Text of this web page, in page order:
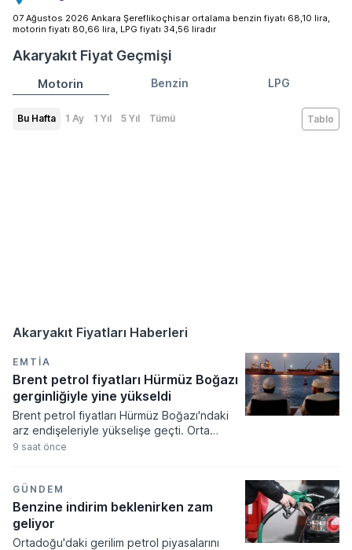
07 Ağustos 2026 Ankara Şereflikoçhisar ortalama benzin fiyatı 68,10 lira,
motorin fiyatı 80,66 lira, LPG fiyatı 34,56 liradır
Akaryakıt Fiyat Geçmişi
Motorin Benzin LPG
Bu Hafta 1 Ay 1 Yıl 5 Yıl Tümü Tablo
Akaryakıt Fiyatları Haberleri
EMTIA
Brent petrol fiyatları Hürmüz Boğazı
gerginliğiyle yine yükseldi
Brent petrol fiyatları Hürmüz Boğazı'ndaki
arz endişeleriyle yükselişe geçti. Orta
Doğu'daki jeopolitik gerginlikler ve
fiyatlamaları yukarı yönlü etkiliyor.
9 saat önce
GÜNDEM
Benzine indirim beklenirken zam
geliyor
Ortadoğu'daki gerilim petrol piyasalarını